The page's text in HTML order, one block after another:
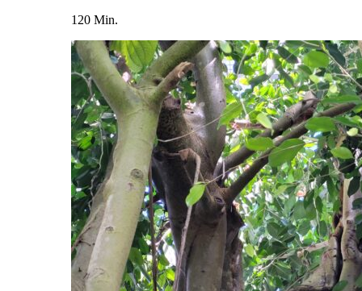
120 Min.